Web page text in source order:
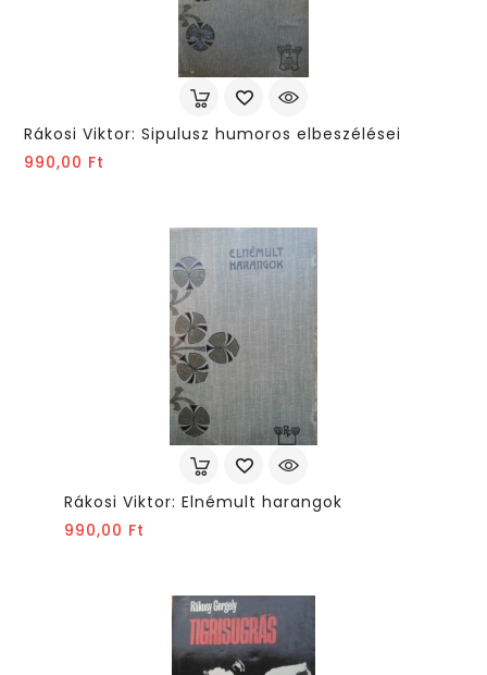
Rákosi Viktor: Sipulusz humoros elbeszélései
990,00 Ft
Rákosi Viktor: Elnémult harangok
990,00 Ft